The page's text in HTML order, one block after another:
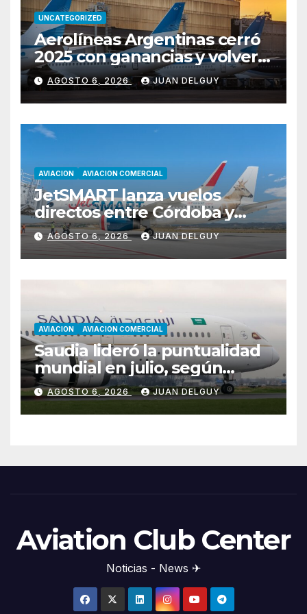
UNCATEGORIZED
Aerolíneas Argentinas cerró
2025 con ganancias y volverá
a pagar impuesto a las
ganancias
AGOSTO 6, 2026 JUAN DELGUY
AVIACION AVIACION COMERCIAL
JetSMART lanza vuelos
directos entre Córdoba y
Florianópolis
AGOSTO 6, 2026 JUAN DELGUY
AVIACION AVIACION COMERCIAL
Saudia lideró la puntualidad
mundial en julio, según
Cirium
AGOSTO 6, 2026 JUAN DELGUY
Aviation Club Center
Noticias - News ✈